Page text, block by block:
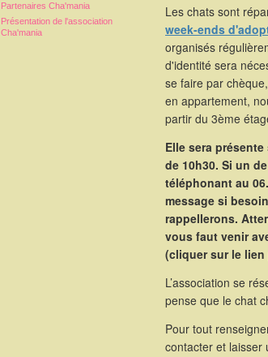
Partenaires Cha'mania
Présentation de l'association
Cha'mania
Les chats sont
week-ends
organisés
d'identité sera
se faire par
en appartement,
partir du 3ème
Elle sera présente
de 10h30. Si un
téléphonant au
message si
rappellerons.
vous faut venir
(cliquer sur le
L’association se
pense que le chat
Pour tout
contacter et laisser